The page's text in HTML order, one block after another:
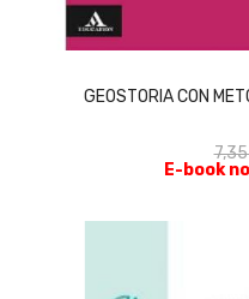
GEOSTORIA CON
E-book